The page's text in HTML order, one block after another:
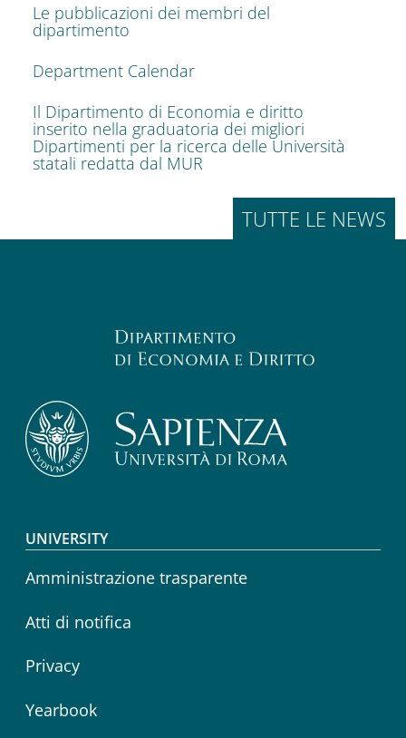
Le pubblicazioni dei membri del
dipartimento
Department Calendar
Il Dipartimento di Economia e diritto
inserito nella graduatoria dei migliori
Dipartimenti per la ricerca delle Università
statali redatta dal MUR
TUTTE LE NEWS
Footer menu
UNIVERSITY
Amministrazione trasparente
Atti di notifica
Privacy
Yearbook